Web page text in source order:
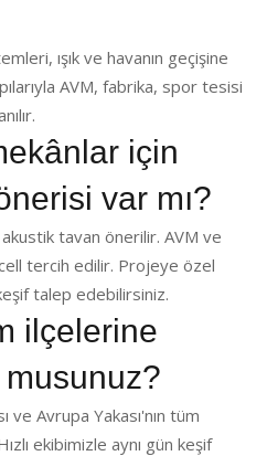
ışık ve havanın geçişine
AVM, fabrika, spor tesisi
için
var mı?
tavan önerilir. AVM ve
tercih edilir. Projeye özel
talep edebilirsiniz.
ilçelerine
ve Avrupa Yakası'nın tüm
ekibimizle aynı gün keşif